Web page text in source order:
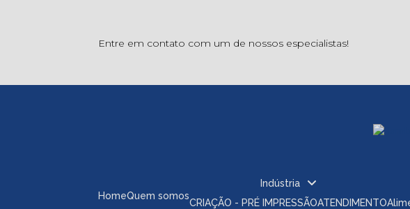
Entre em contato com um de nossos especialistas!
Home Quem somos
Indústria
CRIAÇÃO - PRÉ IMPRESSÃO ATENDIMENTO